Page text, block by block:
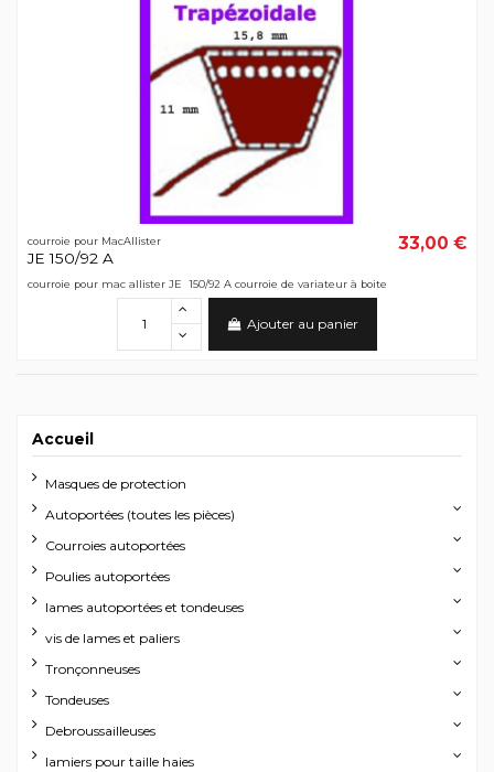
courroie pour MacAllister
JE 150/92 A
33,00 €
courroie pour mac allister JE 150/92 A courroie de variateur à boite
Ajouter au panier
Accueil
Masques de protection
Autoportées (toutes les pièces)
Courroies autoportées
Poulies autoportées
lames autoportées et tondeuses
vis de lames et paliers
Tronçonneuses
Tondeuses
Debroussailleuses
lamiers pour taille haies